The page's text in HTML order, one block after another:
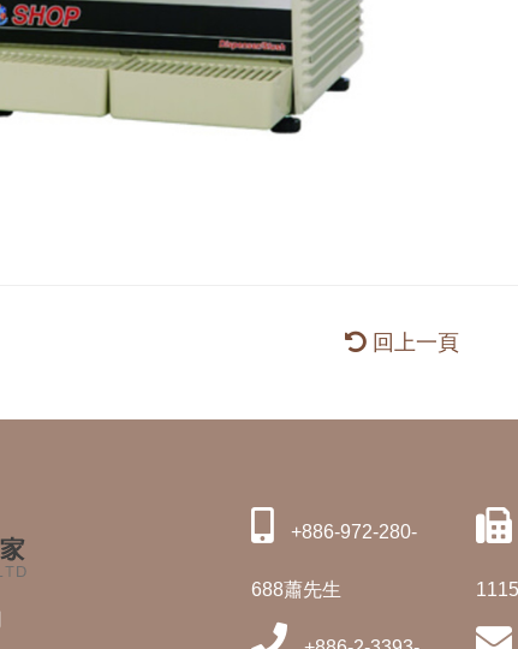
回上一頁
+886-972-280-
688蕭先生 1115